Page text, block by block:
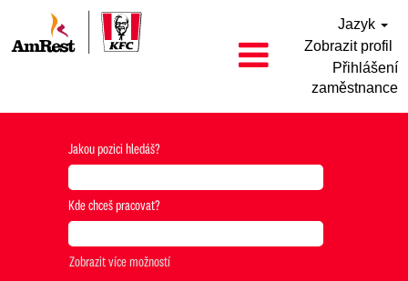
Jazyk
Zobrazit profil
Přihlášení
zaměstnance
Jakou pozici hledáš?
Kde chceš pracovat?
Zobrazit více možností